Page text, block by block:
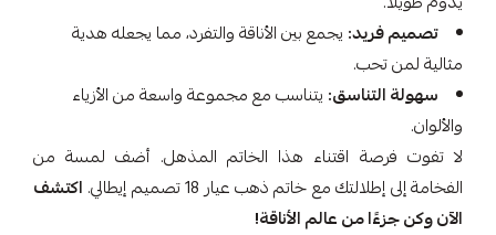
تصميم فريد: يجمع بين الأناقة والتفرد، مما يجعله هدية
مثالية لمن تحب.
سهولة التناسق: يتناسب مع مجموعة واسعة من الأزياء
والألوان.
لا تفوت فرصة اقتناء هذا الخاتم المذهل. أضف لمسة من
الفخامة إلى إطلالتك مع خاتم ذهب عيار 18 تصميم إيطالي.
اكتشف
الآن وكن جزءًا من عالم الأناقة!